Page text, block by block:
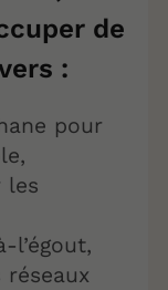
de
:
pour
les
l’égout,